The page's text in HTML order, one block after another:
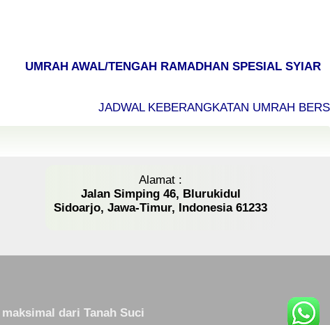
UMRAH AWAL/TENGAH RAMADHAN SPESIAL SYIAR
JADWAL KEBERANGKATAN UMRAH
Alamat :
Jalan Simping 46, Blurukidul
Sidoarjo, Jawa-Timur, Indonesia 61233
dari Tanah Suci